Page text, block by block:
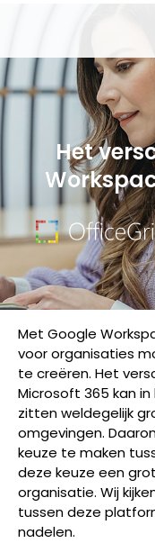
Het
Met Google
voor organisaties
te creëren. Het
Microsoft 365 kan
zitten weldegelijk
omgevingen.
keuze te maken
deze keuze een
organisatie. Wij
tussen deze
nadelen.